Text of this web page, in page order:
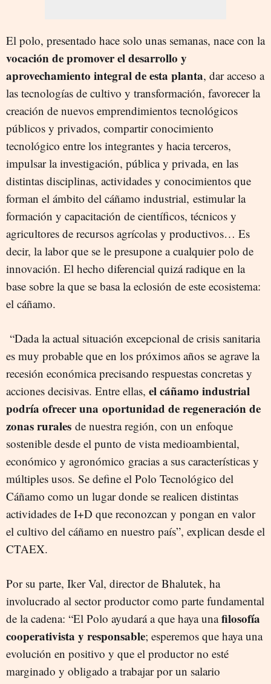
El polo, presentado hace solo unas semanas, nace con la
vocación de promover el desarrollo y
aprovechamiento integral de esta planta, dar acceso a
las tecnologías de cultivo y transformación, favorecer la
creación de nuevos emprendimientos tecnológicos
públicos y privados, compartir conocimiento
tecnológico entre los integrantes y hacia terceros,
impulsar la investigación, pública y privada, en las
distintas disciplinas, actividades y conocimientos que
forman el ámbito del cáñamo industrial, estimular la
formación y capacitación de científicos, técnicos y
agricultores de recursos agrícolas y productivos… Es
decir, la labor que se le presupone a cualquier polo de
innovación. El hecho diferencial quizá radique en la
base sobre la que se basa la eclosión de este ecosistema:
el cáñamo.
“Dada la actual situación excepcional de crisis sanitaria
es muy probable que en los próximos años se agrave la
recesión económica precisando respuestas concretas y
acciones decisivas. Entre ellas, el cáñamo industrial
podría ofrecer una oportunidad de regeneración de
zonas rurales de nuestra región, con un enfoque
sostenible desde el punto de vista medioambiental,
económico y agronómico gracias a sus características y
múltiples usos. Se define el Polo Tecnológico del
Cáñamo como un lugar donde se realicen distintas
actividades de I+D que reconozcan y pongan en valor
el cultivo del cáñamo en nuestro país”, explican desde el
CTAEX.
Por su parte, Iker Val, director de Bhalutek, ha
involucrado al sector productor como parte fundamental
de la cadena: “El Polo ayudará a que haya unafilosofía
cooperativista y responsable; esperemos que haya una
evolución en positivo y que el productor no esté
marginado y obligado a trabajar por un salario